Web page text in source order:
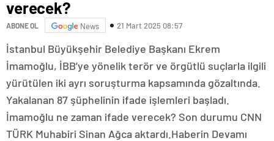
verecek?
ABONE OL News 21 Mart 2025 08:57
İstanbul Büyükşehir Belediye Başkanı Ekrem
İmamoğlu, İBB’ye yönelik terör ve örgütlü suçlarla ilgili
yürütülen iki ayrı soruşturma kapsamında gözaltında.
Yakalanan 87 şüphelinin ifade işlemleri başladı.
İmamoğlu ne zaman ifade verecek? Son durumu CNN
TÜRK Muhabiri Sinan Ağca aktardı. Haberin Devamı